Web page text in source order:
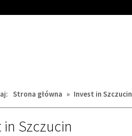
Strona główna » Invest in Szczucin
in Szczucin